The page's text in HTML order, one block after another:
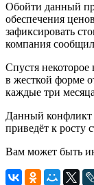
Обойти данный
обеспечения
зафиксировать
компания
Спустя
в жесткой форме
каждые три
Данный конфликт
приведёт к росту
Вам может быть